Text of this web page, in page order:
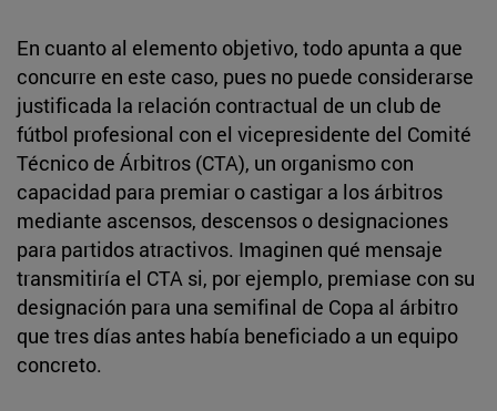
En cuanto al elemento objetivo, todo apunta a que
concurre en este caso, pues no puede considerarse
justificada la relación contractual de un club de
fútbol profesional con el vicepresidente del Comité
Técnico de Árbitros (CTA), un organismo con
capacidad para premiar o castigar a los árbitros
mediante ascensos, descensos o designaciones
para partidos atractivos. Imaginen qué mensaje
transmitiría el CTA si, por ejemplo, premiase con su
designación para una semifinal de Copa al árbitro
que tres días antes había beneficiado a un equipo
concreto.